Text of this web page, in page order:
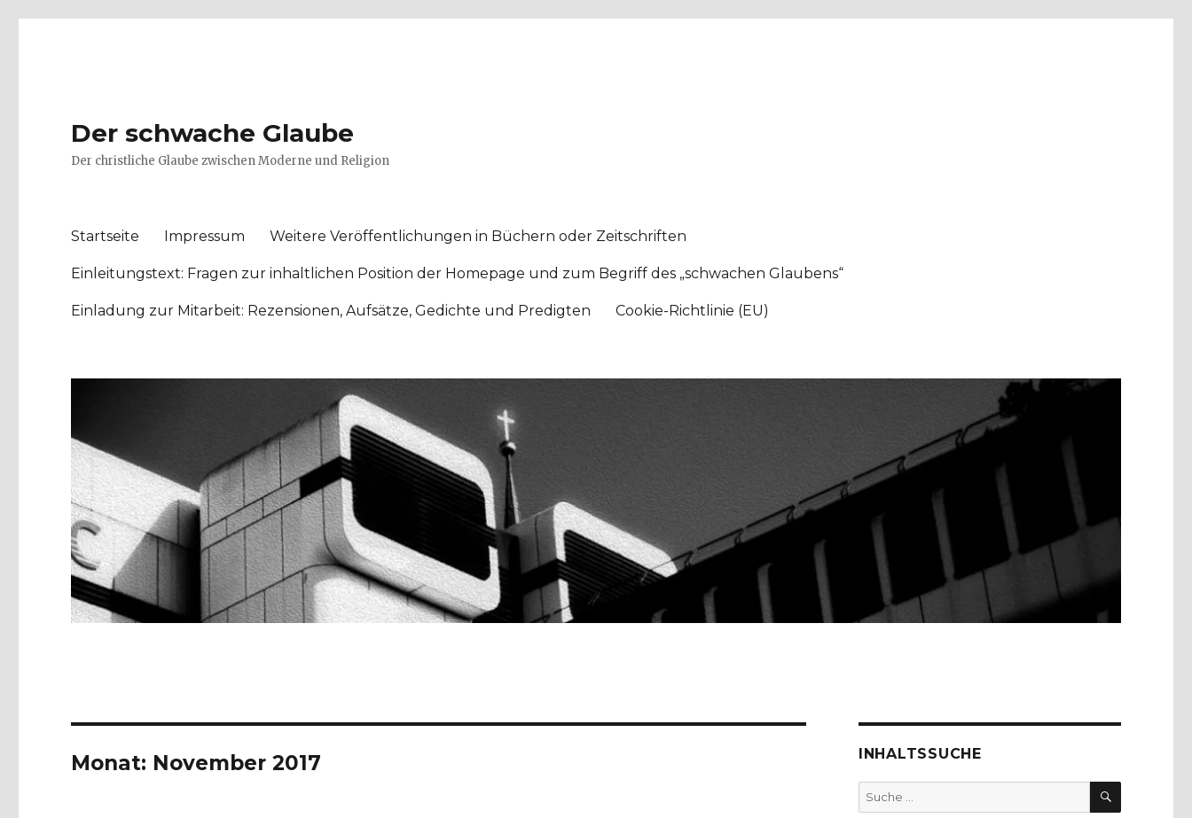
Der schwache Glaube
Der christliche Glaube zwischen Moderne und Religion
Startseite Impressum Weitere Veröffentlichungen in Büchern oder Zeitschriften
Einleitungstext: Fragen zur inhaltlichen Position der Homepage und zum Begriff des „schwachen Glaubens“
Einladung zur Mitarbeit: Rezensionen, Aufsätze, Gedichte und Predigten Cookie-Richtlinie (EU)
Monat: November 2017 INHALTSSUCHE
Suche
nach:
SUCHEN